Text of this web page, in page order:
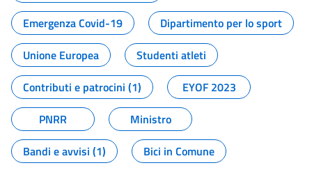
Emergenza Covid-19
Dipartimento per lo sport
Unione Europea
Studenti atleti
Contributi e patrocini (1)
EYOF 2023
PNRR
Ministro
Bandi e avvisi (1)
Bici in Comune